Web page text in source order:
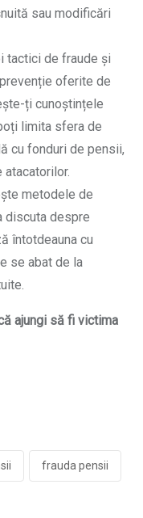
sau modificări
tactici de fraude și
oferite de
ți cunoștințele
limita sfera de
cu fonduri de pensii,
metodele de
discuta despre
întotdeauna cu
se abat de la
ajungi să fi victima
frauda pensii